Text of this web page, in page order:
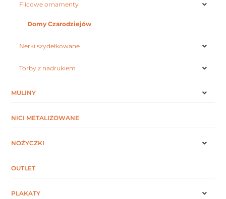
Flicowe ornamenty
Domy Czarodziejów
Nerki szydełkowane
Torby z nadrukiem
MULINY
NICI METALIZOWANE
NOŻYCZKI
OUTLET
PLAKATY